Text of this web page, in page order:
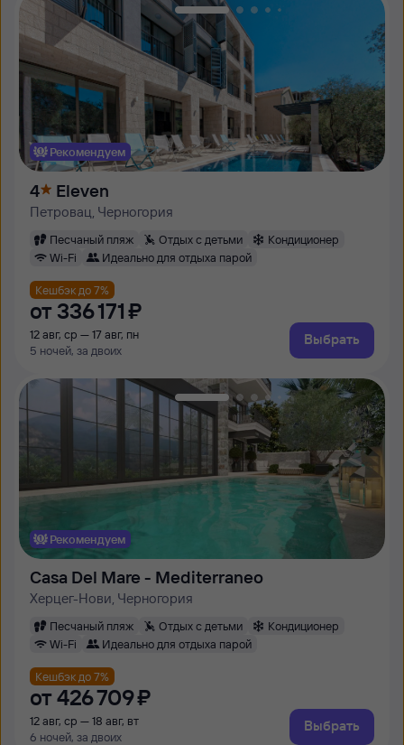
Рекомендуем
4 Eleven
Петровац, Черногория
Песчаный пляж Отдых с детьми
Кондиционер
Wi-Fi
Идеально для отдыха парой
Кешбэк до 7%
от 336 ⁠171 ⁠₽
12 авг, ср — 17 авг, пн
5 ночей, за двоих
Выбрать
Рекомендуем
Casa Del Mare - Mediterraneo
Херцег-Нови, Черногория
Песчаный пляж Отдых с детьми
Кондиционер
Wi-Fi
Идеально для отдыха парой
Кешбэк до 7%
от 426 ⁠709 ⁠₽
12 авг, ср — 18 авг, вт
6 ночей, за двоих
Выбрать